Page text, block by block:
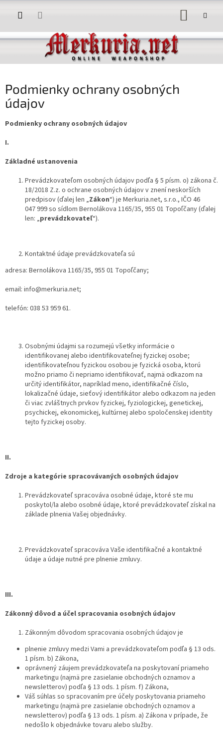
Prejsť
Podmienky ochrany osobných
údajov
Podmienky ochrany osobných údajov
I.
Základné ustanovenia
Prevádzkovateľom osobných údajov podľa § 5 písm. o) zákona č.
18/2018 Z.z. o ochrane osobných údajov v znení neskorších
predpisov (ďalej len „Zákon“) je Merkuria.net, s.r.o., IČO 46
047 999 so sídlom Bernolákova 1165/35, 955 01 Topoľčany (ďalej
len: „prevádzkovateľ“).
Kontaktné údaje prevádzkovateľa sú
adresa: Bernolákova 1165/35, 955 01 Topoľčany;
email: info@merkuria.net;
telefón: 038 53 959 61.
Osobnými údajmi sa rozumejú všetky informácie o
identifikovanej alebo identifikovateľnej fyzickej osobe;
identifikovateľnou fyzickou osobou je fyzická osoba, ktorú
možno priamo či nepriamo identifikovať, najmä odkazom na
určitý identifikátor, napríklad meno, identifikačné číslo,
lokalizačné údaje, sieťový identifikátor alebo odkazom na jeden
či viac zvláštnych prvkov fyzickej, fyziologickej, genetickej,
psychickej, ekonomickej, kultúrnej alebo spoločenskej identity
tejto fyzickej osoby.
II.
Zdroje a kategórie spracovávaných osobných údajov
Prevádzkovateľ spracováva osobné údaje, ktoré ste mu
poskytol/la alebo osobné údaje, ktoré prevádzkovateľ získal na
základe plnenia Vašej objednávky.
Prevádzkovateľ spracováva Vaše identifikačné a kontaktné
údaje a údaje nutné pre plnenie zmluvy.
III.
Zákonný dôvod a účel spracovania osobných údajov
Zákonným dôvodom spracovania osobných údajov je
plnenie zmluvy medzi Vami a prevádzkovateľom podľa § 13 ods.
1 písm. b) Zákona,
oprávnený záujem prevádzkovateľa na poskytovaní priameho
marketingu (najmä pre zasielanie obchodných oznamov a
newsletterov) podľa § 13 ods. 1 písm. f) Zákona,
Váš súhlas so spracovaním pre účely poskytovania priameho
marketingu (najmä pre zasielanie obchodných oznamov a
newsletterov) podľa § 13 ods. 1 písm. a) Zákona v prípade, že
nedošlo k objednávke tovaru alebo služby.